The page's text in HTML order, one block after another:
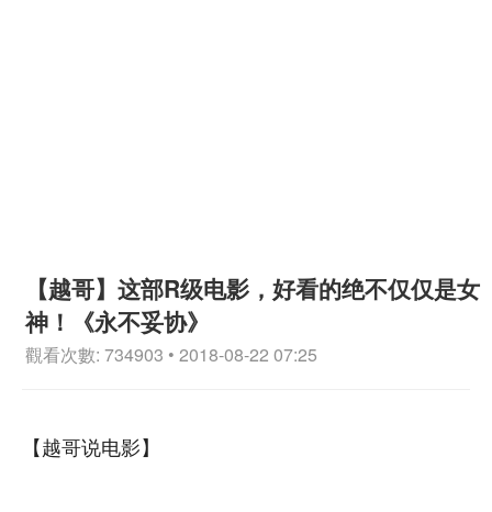
【越哥】这部R级电影，好看的绝不仅仅是女
神！《永不妥协》
觀看次數: 734903 • 2018-08-22 07:25
【越哥说电影】